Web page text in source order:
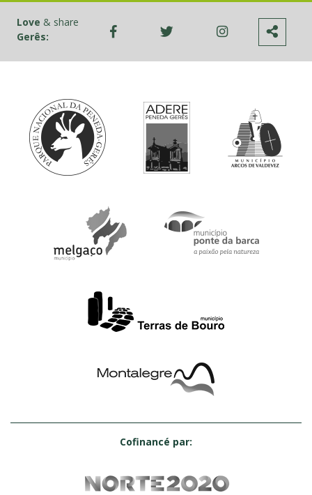
Love & share
Gerês:
Cofinancé par: